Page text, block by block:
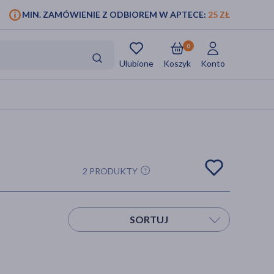
MIN. ZAMÓWIENIE Z ODBIOREM W APTECE: 25 ZŁ
Ulubione Koszyk
0
Konto
2 PRODUKTY
SORTUJ